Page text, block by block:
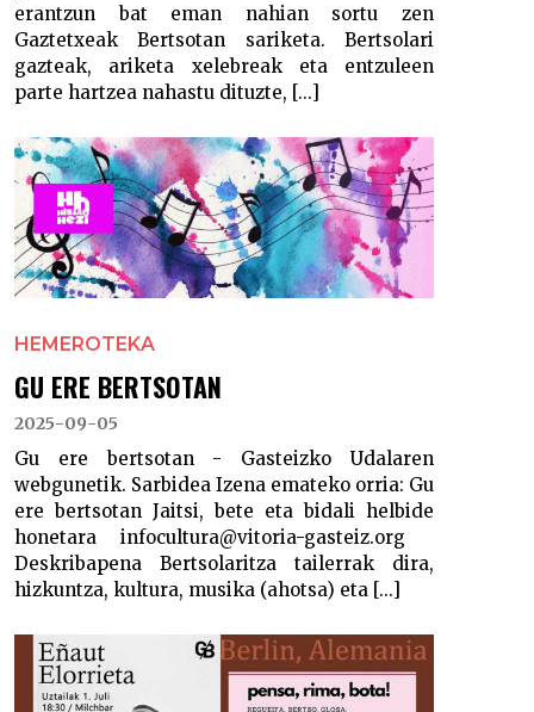
erantzun bat eman nahian sortu zen
Gaztetxeak Bertsotan sariketa. Bertsolari
gazteak, ariketa xelebreak eta entzuleen
parte hartzea nahastu dituzte, [...]
HEMEROTEKA
GU ERE BERTSOTAN
2025-09-05
Gu ere bertsotan - Gasteizko Udalaren
webgunetik. Sarbidea Izena emateko orria: Gu
ere bertsotan Jaitsi, bete eta bidali helbide
honetara infocultura@vitoria-gasteiz.org
Deskribapena Bertsolaritza tailerrak dira,
hizkuntza, kultura, musika (ahotsa) eta [...]